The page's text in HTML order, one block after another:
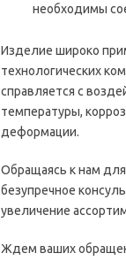
необходимы
Изделие широко
технологических
справляется с
температуры,
деформации.
Обращаясь к нам
безупречное
увеличение
Ждем ваших